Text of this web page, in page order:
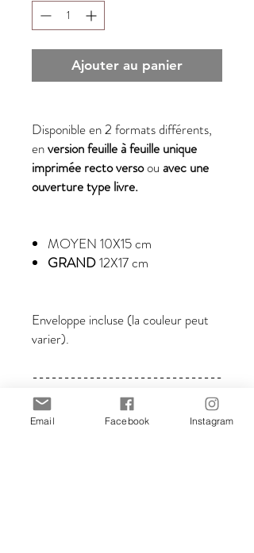
Ajouter au panier
Disponible en 2 formats différents,
enversion feuille à feuille unique
imprimée recto versoou avec une
ouverture type livre.
MOYEN 10X15 cm
GRAND12X17 cm
Enveloppe incluse (la couleur peut
varier).
------------------------------
------------------------------
------------------------------
Email Facebook Instagram